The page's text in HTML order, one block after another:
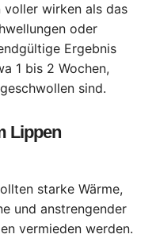
wirken als das
oder
Ergebnis
1 bis 2 Wochen,
sind.
Lippen
starke Wärme,
und anstrengender
vermieden werden.